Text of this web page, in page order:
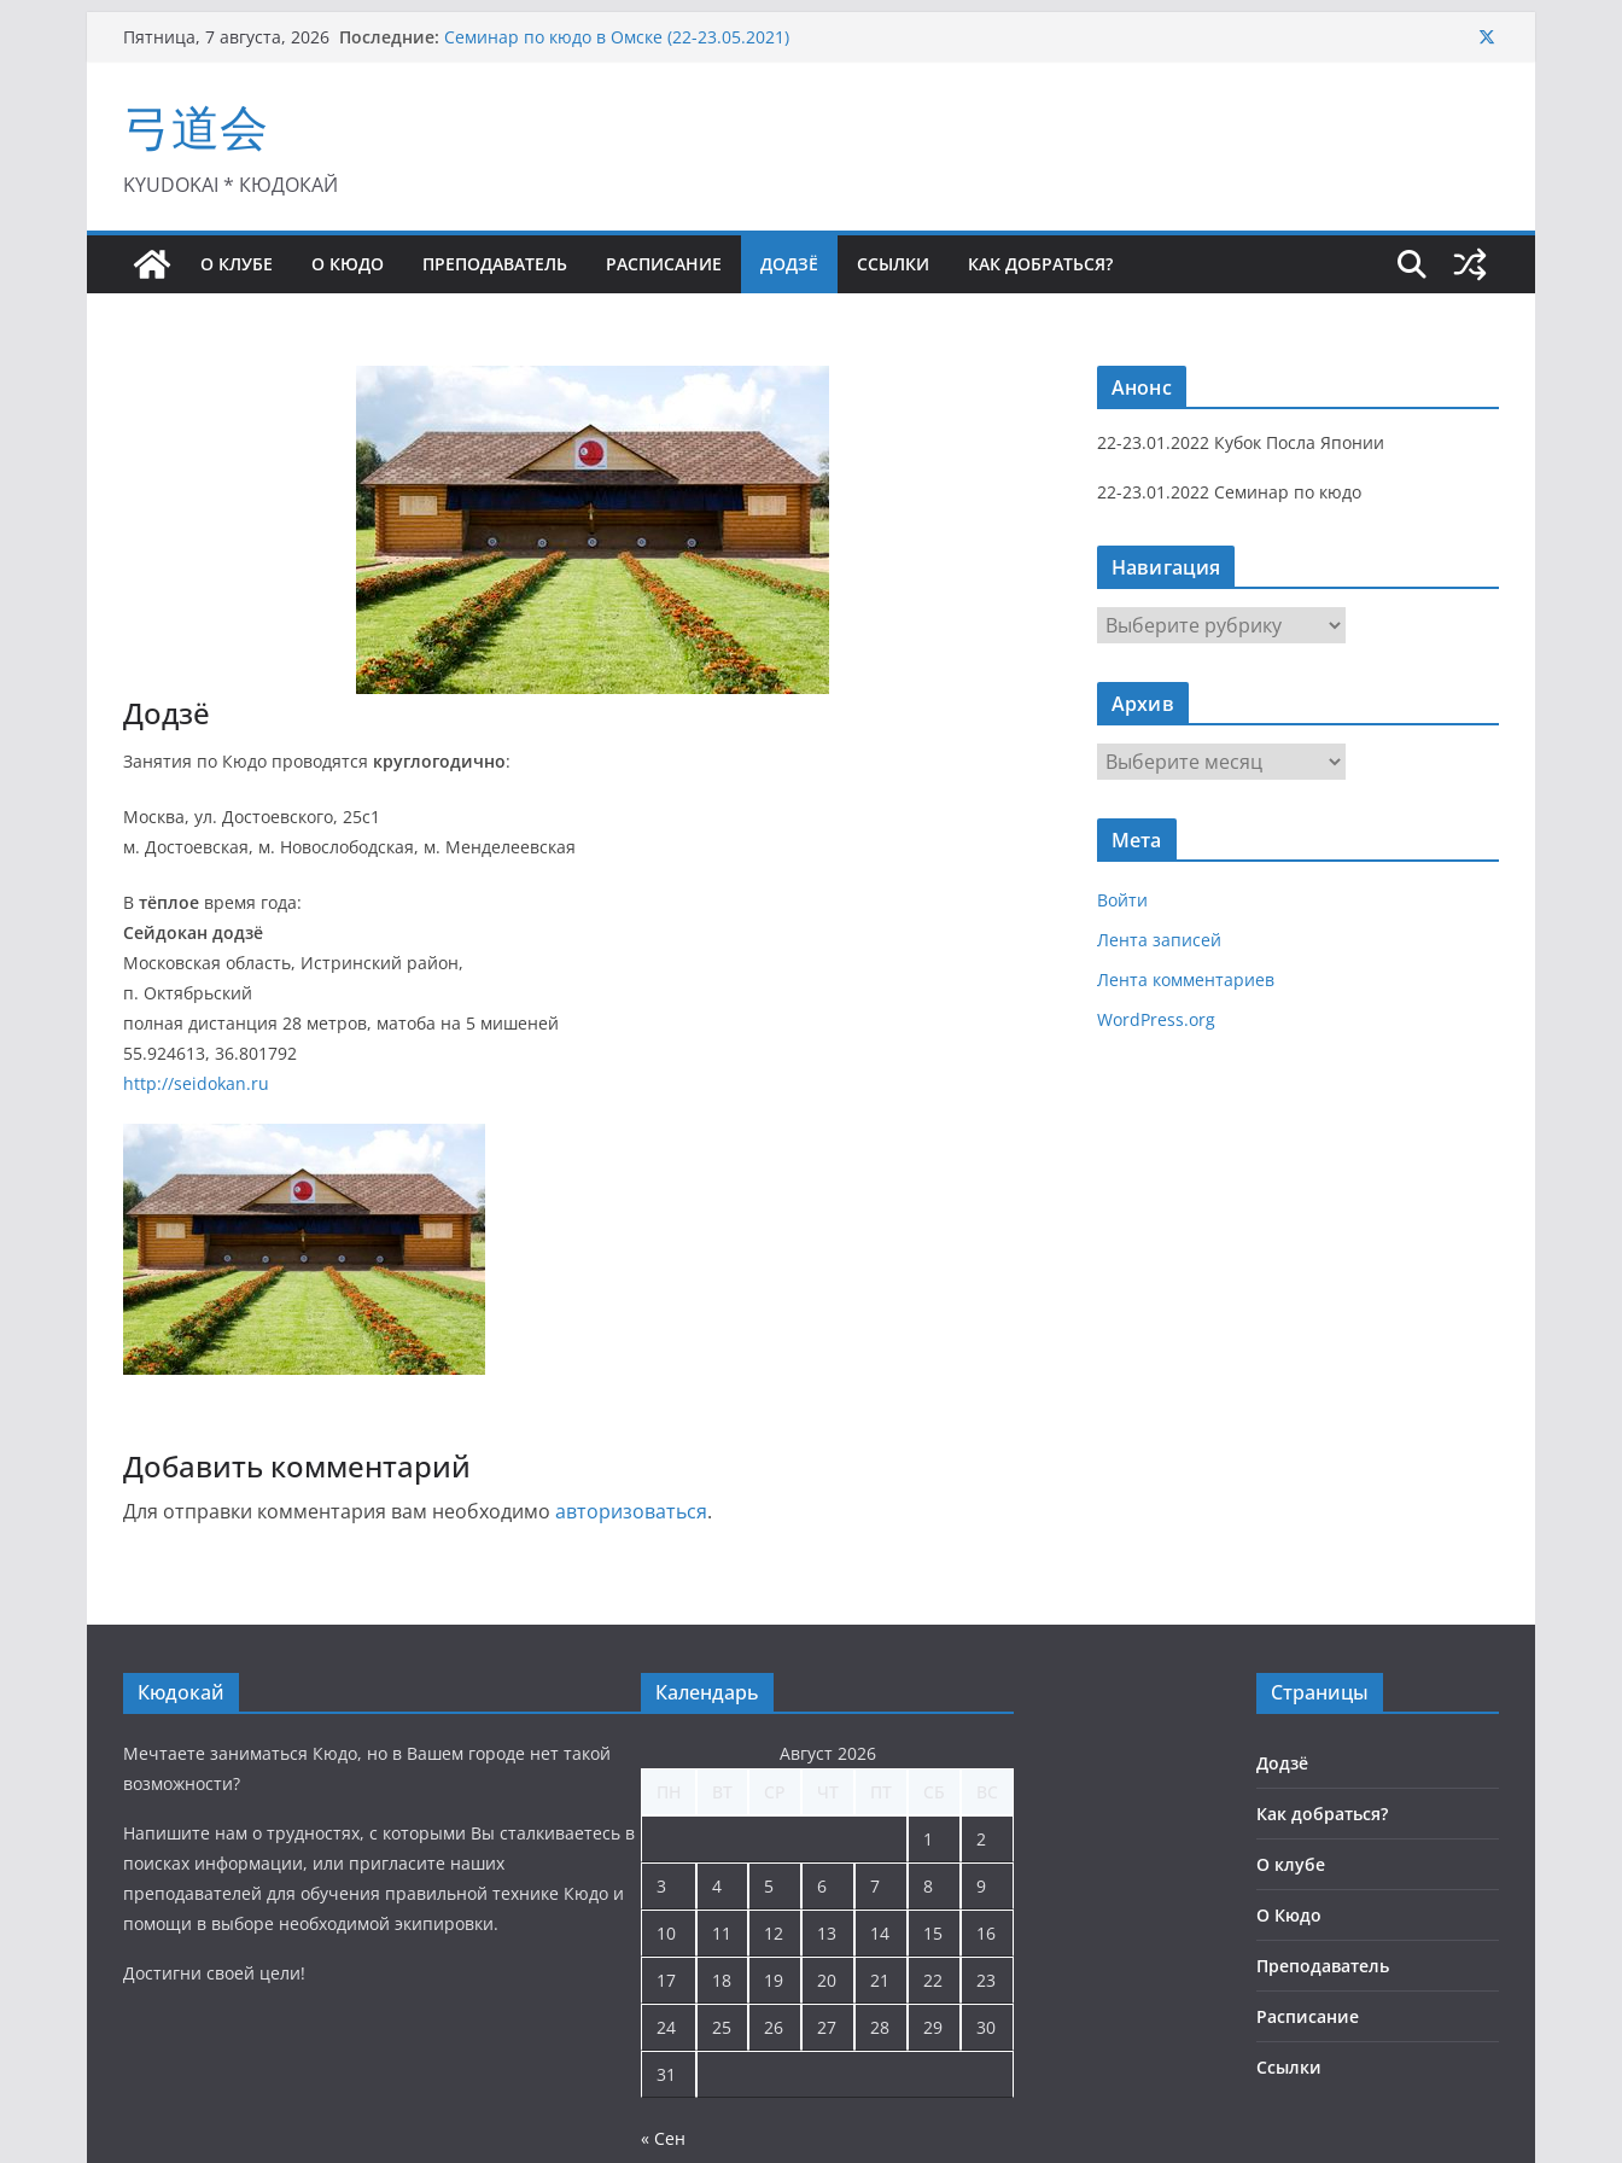
Перейти
Пятница, 7 августа, 2026 Последние: Семинар по кюдо в Омске (22-23.05.2021)
弓道会
KYUDOKAI * КЮДОКАЙ
О КЛУБЕ О КЮДО ПРЕПОДАВАТЕЛЬ РАСПИСАНИЕ ДОДЗЁ ССЫЛКИ КАК ДОБРАТЬСЯ?
Додзё
Занятия по Кюдо проводятся круглогодично:
Москва, ул. Достоевского, 25с1
м. Достоевская, м. Новослободская, м. Менделеевская
В тёплое время года:
Сейдокан додзё
Московская область, Истринский район,
п. Октябрьский
полная дистанция 28 метров, матоба на 5 мишеней
55.924613, 36.801792
http://seidokan.ru
Добавить комментарий
Для отправки комментария вам необходимо авторизоваться.
Анонс
22-23.01.2022 Кубок Посла Японии
22-23.01.2022 Семинар по кюдо
Навигация
Н
а
в
г
я
Архив
р
х
Мета
Войти
Лента записей
Лента комментариев
WordPress.org
Кюдокай
Мечтаете заниматься Кюдо, но в Вашем городе нет такой
возможности?
Напишите нам о трудностях, с которыми Вы сталкиваетесь в
поисках информации, или пригласите наших
преподавателей для обучения правильной технике Кюдо и
помощи в выборе необходимой экипировки.
Достигни своей цели!
Календарь
Август 2026
1 2
3 4 5 6 7 8 9
10 11 12 13 14 15 16
17 18 19 20 21 22 23
24 25 26 27 28 29 30
31
« Сен
Страницы
Додзё
Как добраться?
О клубе
О Кюдо
Преподаватель
Расписание
Ссылки